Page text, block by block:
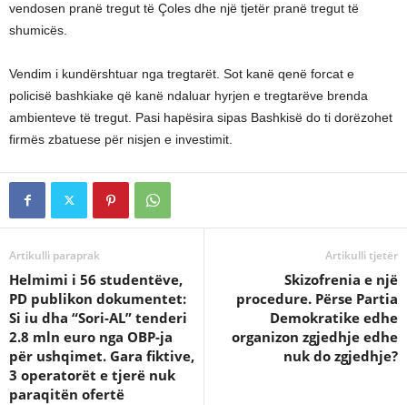
vendosen pranë tregut të Çoles dhe një tjetër pranë tregut të
shumicës.
Vendim i kundërshtuar nga tregtarët. Sot kanë qenë forcat e
policisë bashkiake që kanë ndaluar hyrjen e tregtarëve brenda
ambienteve të tregut. Pasi hapësira sipas Bashkisë do ti dorëzohet
firmës zbatuese për nisjen e investimit.
Artikulli paraprak
Helmimi i 56 studentëve,
PD publikon dokumentet:
Si iu dha “Sori-AL” tenderi
2.8 mln euro nga OBP-ja
për ushqimet. Gara fiktive,
3 operatorët e tjerë nuk
paraqitën ofertë
Artikulli tjetër
Skizofrenia e një
procedure. Përse Partia
Demokratike edhe
organizon zgjedhje edhe
nuk do zgjedhje?